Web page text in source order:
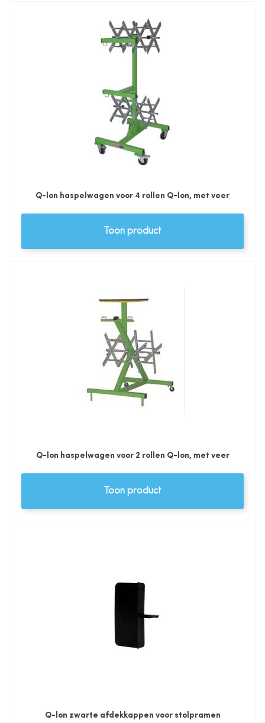
Q-lon haspelwagen voor 4 rollen Q-lon, met veer
Toon product
Q-lon haspelwagen voor 2 rollen Q-lon, met veer
Toon product
Q-lon zwarte afdekkappen voor stolpramen